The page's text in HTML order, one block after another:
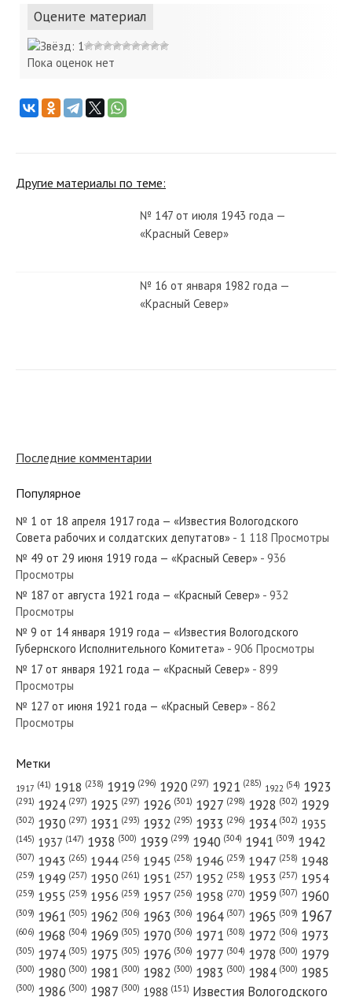
Оцените материал
Пока оценок нет
Другие материалы по теме:
№ 147 от июля 1943 года —
«Красный Север»
№ 16 от января 1982 года —
«Красный Север»
«Красный Север»
№ 117 от мая 1934 года — «Красный
№ 71 от марта 1940 года —
«Красный Север»
№ 33 от февраля 1948 года —
Последние комментарии
Популярное
№ 1 от 18 апреля 1917 года — «Известия Вологодского
Совета рабочих и солдатских депутатов» - 1 118 Просмотры
№ 49 от 29 июня 1919 года — «Красный Север» - 936
Просмотры
№ 187 от августа 1921 года — «Красный Север» - 932
Просмотры
№ 9 от 14 января 1919 года — «Известия Вологодского
Губернского Исполнительного Комитета» - 906 Просмотры
№ 17 от января 1921 года — «Красный Север» - 899
Просмотры
№ 127 от июня 1921 года — «Красный Север» - 862
Просмотры
Метки
1917 (41) 1918 (238) 1919 (296) 1920 (297) 1921 (285) 1922 (54) 1923
(291) 1924 (297) 1925 (297) 1926 (301) 1927 (298) 1928 (302) 1929
(302) 1930 (297) 1931 (293) 1932 (295) 1933 (296) 1934 (302) 1935
(145) 1937 (147) 1938 (300) 1939 (299) 1940 (304) 1941 (309) 1942
(307) 1943 (265) 1944 (256) 1945 (258) 1946 (259) 1947 (258) 1948
(259) 1949 (257) 1950 (261) 1951 (257) 1952 (258) 1953 (257) 1954
(259) 1955 (259) 1956 (259) 1957 (256) 1958 (270) 1959 (307) 1960
(309) 1961 (305) 1962 (306) 1963 (306) 1964 (307) 1965 (309) 1967
(606) 1968 (304) 1969 (305) 1970 (306) 1971 (308) 1972 (306) 1973
(305) 1974 (305) 1975 (305) 1976 (306) 1977 (304) 1978 (300) 1979
(300) 1980 (300) 1981 (300) 1982 (300) 1983 (300) 1984 (300) 1985
(300) 1986 (300) 1987 (300) 1988 (151) Известия Вологодского